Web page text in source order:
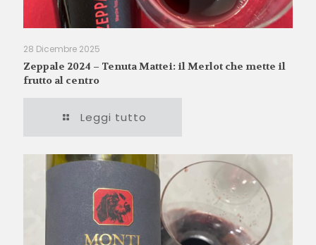
28 Dicembre 2025
Zeppale 2024 – Tenuta Mattei: il Merlot che mette il
frutto al centro
Leggi tutto